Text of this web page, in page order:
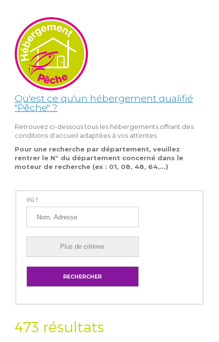
Qu'est ce qu'un hébergement qualifié
"Pêche" ?
Retrouvez ci-dessous tous les hébergements offrant des
conditions d'accueil adaptées à vos attentes.
Pour une recherche par département, veuillez
rentrer le N° du département concerné dans le
moteur de recherche (ex : 01, 08, 48, 64,...)
Où ?
473 résultats